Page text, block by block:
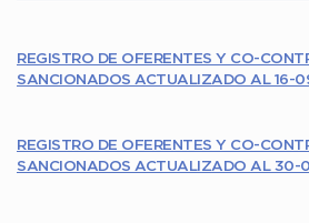
REGISTRO DE OFERENTES Y CO-
SANCIONADOS ACTUALIZADO AL 16-
REGISTRO DE OFERENTES Y CO-
SANCIONADOS ACTUALIZADO AL